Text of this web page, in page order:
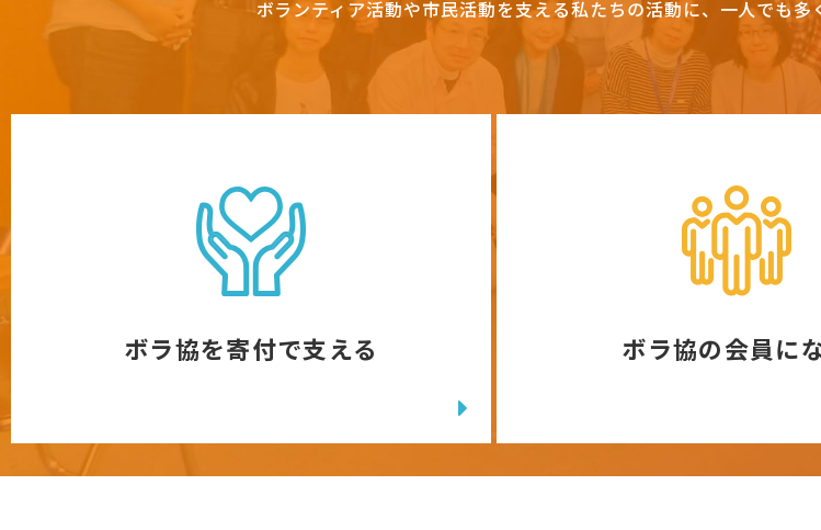
ボランティア活動や市民活動を支える私たちの活動に、一人でも多
ボラ協を寄付で支える ボラ協の会員に